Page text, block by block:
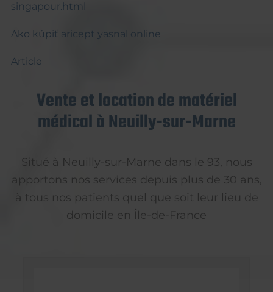
singapour.html
Ako kúpiť aricept yasnal online
Article
Vente et location de matériel
médical à Neuilly-sur-Marne
Situé à Neuilly-sur-Marne dans le 93, nous
apportons nos services depuis plus de 30 ans,
à tous nos patients quel que soit leur lieu de
domicile en Île-de-France